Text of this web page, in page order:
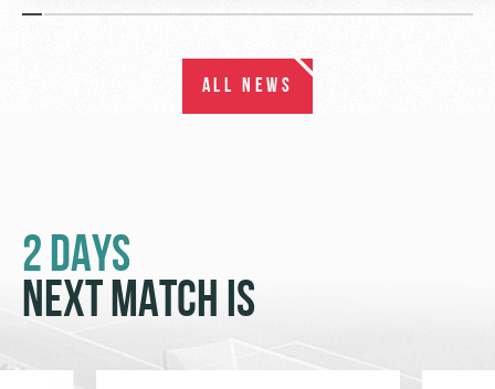
ALL NEWS
2 DAYS
NEXT MATCH IS